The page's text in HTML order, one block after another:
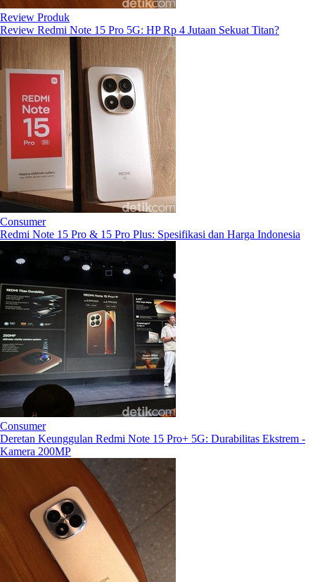
Review Produk
Review Redmi Note 15 Pro 5G: HP Rp 4 Jutaan Sekuat Titan?
Consumer
Redmi Note 15 Pro & 15 Pro Plus: Spesifikasi dan Harga Indonesia
Consumer
Deretan Keunggulan Redmi Note 15 Pro+ 5G: Durabilitas Ekstrem -
Kamera 200MP